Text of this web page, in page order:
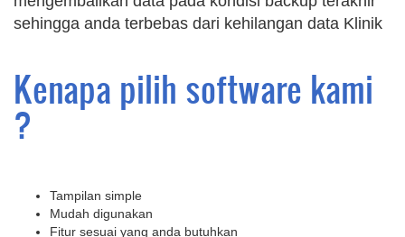
sehingga anda terbebas dari kehilangan data Klinik
Kenapa pilih software kami
?
Tampilan simple
Mudah digunakan
Fitur sesuai yang anda butuhkan